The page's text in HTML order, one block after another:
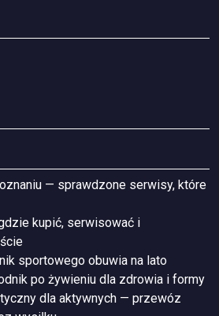
— sprawdzone serwisy, które
kupić, serwisować i
sportowego obuwia na lato
po żywieniu dla zdrowia i formy
dla aktywnych — przewóz